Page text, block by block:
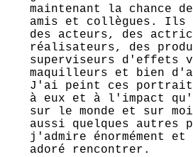
maintenant la chance
amis et collègues. Ils
des acteurs, des
réalisateurs, des
superviseurs d'effets
maquilleurs et bien
J'ai peint ces portraits
à eux et à l'impact
sur le monde et sur
aussi quelques autres
j'admire énormément
adoré rencontrer.